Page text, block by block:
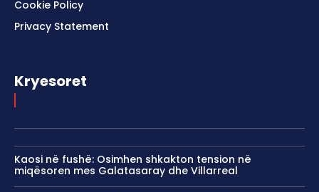
Cookie Policy
Privacy Statement
Kryesoret
Kaosi në fushë: Osimhen shkakton tension në
miqësoren mes Galatasaray dhe Villarreal